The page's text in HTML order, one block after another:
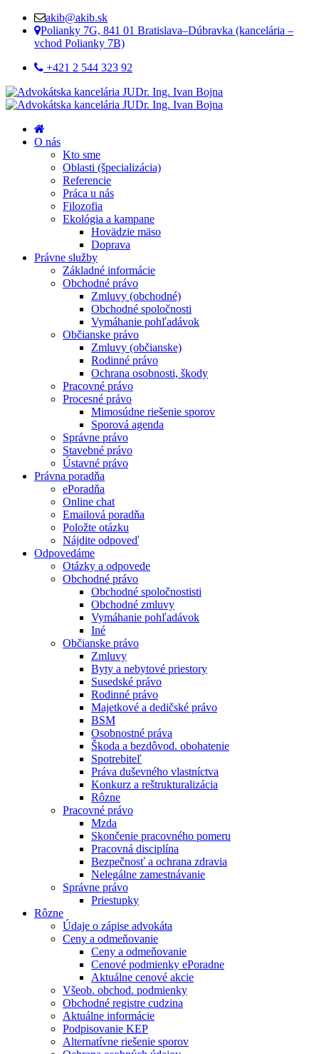
akib@akib.sk
Polianky 7G, 841 01 Bratislava–Dúbravka (kancelária –
vchod Polianky 7B)
+421 2 544 323 92
O nás
Kto sme
Oblasti (špecializácia)
Referencie
Práca u nás
Filozofia
Ekológia a kampane
Hovädzie mäso
Doprava
Právne služby
Základné informácie
Obchodné právo
Zmluvy (obchodné)
Obchodné spoločnosti
Vymáhanie pohľadávok
Občianske právo
Zmluvy (občianske)
Rodinné právo
Ochrana osobnosti, škody
Pracovné právo
Procesné právo
Mimosúdne riešenie sporov
Sporová agenda
Správne právo
Stavebné právo
Ústavné právo
Právna poradňa
ePoradňa
Online chat
Emailová poradňa
Položte otázku
Nájdite odpoveď
Odpovedáme
Otázky a odpovede
Obchodné právo
Obchodné spoločnostisti
Obchodné zmluvy
Vymáhanie pohľadávok
Iné
Občianske právo
Zmluvy
Byty a nebytové priestory
Susedské právo
Rodinné právo
Majetkové a dedičské právo
BSM
Osobnostné práva
Škoda a bezdôvod. obohatenie
Spotrebiteľ
Práva duševného vlastníctva
Konkurz a reštrukturalizácia
Rôzne
Pracovné právo
Mzda
Skončenie pracovného pomeru
Pracovná disciplína
Bezpečnosť a ochrana zdravia
Nelegálne zamestnávanie
Správne právo
Priestupky
Rôzne
Údaje o zápise advokáta
Ceny a odmeňovanie
Ceny a odmeňovanie
Cenové podmienky ePoradne
Aktuálne cenové akcie
Všeob. obchod. podmienky
Obchodné registre cudzina
Aktuálne informácie
Podpisovanie KEP
Alternatívne riešenie sporov